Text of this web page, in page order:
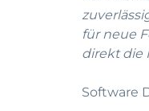
für neue
direkt die
Software